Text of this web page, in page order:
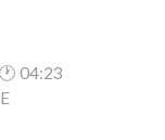
04:23